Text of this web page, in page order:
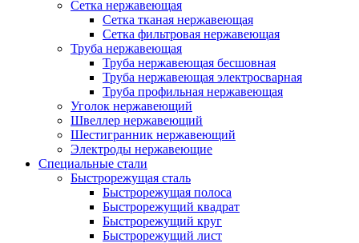
Сетка нержавеющая
Сетка тканая нержавеющая
Сетка фильтровая нержавеющая
Труба нержавеющая
Труба нержавеющая бесшовная
Труба нержавеющая электросварная
Труба профильная нержавеющая
Уголок нержавеющий
Швеллер нержавеющий
Шестигранник нержавеющий
Электроды нержавеющие
Специальные стали
Быстрорежущая сталь
Быстрорежущая полоса
Быстрорежущий квадрат
Быстрорежущий круг
Быстрорежущий лист